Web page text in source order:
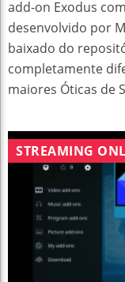
add-on Exodus
desenvolvido por
baixado do
completamente
maiores Óticas de
STREAMING